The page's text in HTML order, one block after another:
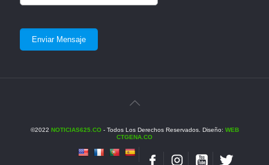
©2022 NOTICIAS625.CO- Todos Los Derechos Reservados. Diseño: WEB
CTGENA.CO